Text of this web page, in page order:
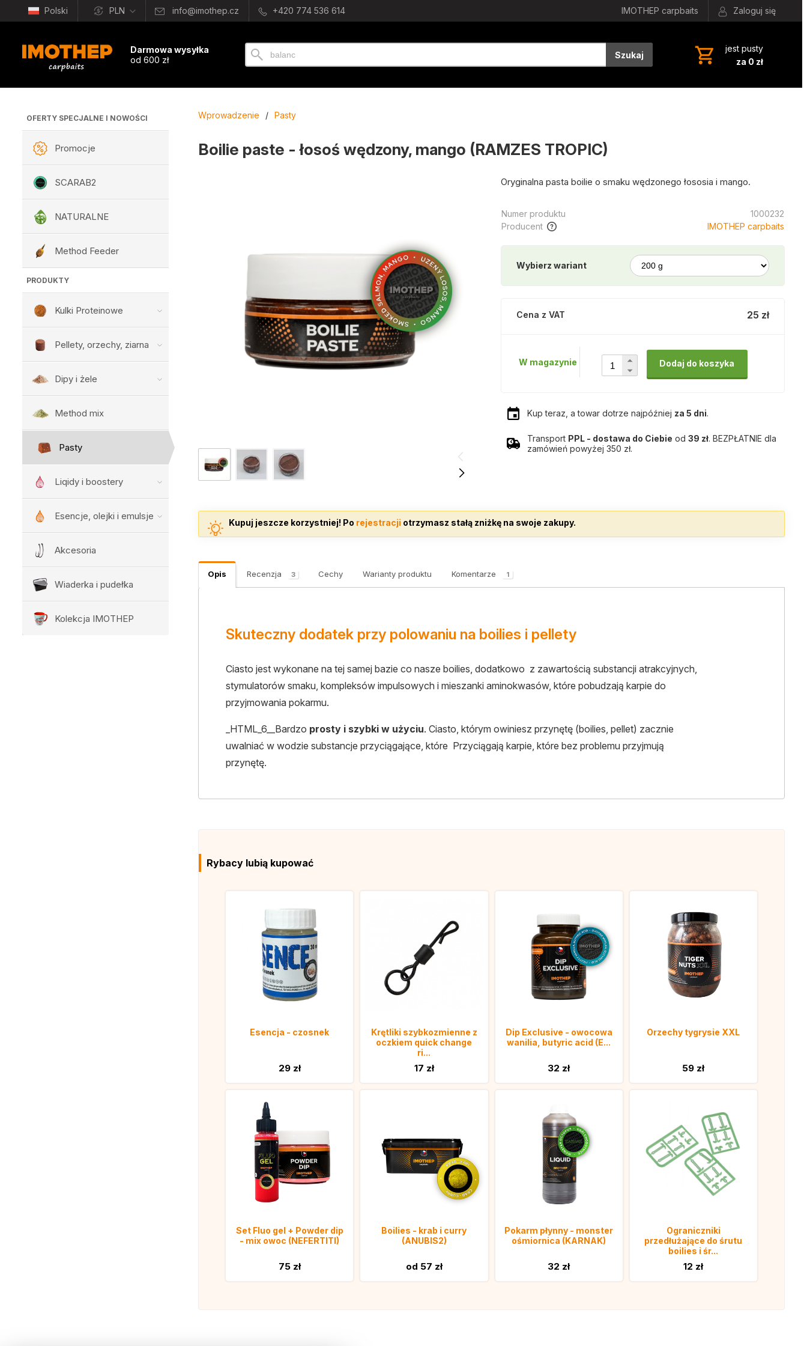
Polski PLN info@imothep.cz +420 774 536 614 IMOTHEP carpbaits Zaloguj się
Darmowa wysyłka
od 600 zł
Szukaj
jest pusty
za 0 zł
OFERTY SPECJALNE I NOWOŚCI
Promocje
SCARAB2
NATURALNE
Method Feeder
PRODUKTY
Kulki Proteinowe
Pellety, orzechy, ziarna
Dipy i żele
Method mix
Pasty
Liqidy i boostery
Esencje, olejki i emulsje
Akcesoria
Wiaderka i pudełka
Kolekcja IMOTHEP
Wprowadzenie / Pasty
Boilie paste - łosoś wędzony, mango (RAMZES TROPIC)
Oryginalna pasta boilie o smaku wędzonego łososia i mango.
Numer produktu
1000232
Producent
IMOTHEP carpbaits
Wybierz wariant
25 zł
Cena z VAT
W magazynie Dodaj do koszyka
Kup teraz, a towar dotrze najpóźniej za 5 dni.
Transport PPL - dostawa do Ciebie od 39 zł. BEZPŁATNIE dla
zamówień powyżej 350 zł.
Kupuj jeszcze korzystniej! Po rejestracji otrzymasz stałą zniżkę na swoje zakupy.
Opis Recenzja 3 Cechy Warianty produktu Komentarze 1
Skuteczny dodatek przy polowaniu na boilies i pellety
Ciasto jest wykonane na tej samej bazie co nasze boilies, dodatkowo z zawartością substancji atrakcyjnych,
stymulatorów smaku, kompleksów impulsowych i mieszanki aminokwasów, które pobudzają karpie do
przyjmowania pokarmu.
_HTML_6__Bardzo prosty i szybki w użyciu. Ciasto, którym owiniesz przynętę (boilies, pellet) zacznie
uwalniać w wodzie substancje przyciągające, które Przyciągają karpie, które bez problemu przyjmują
przynętę.
Rybacy lubią kupować
Esencja - czosnek
29 zł
Krętliki szybkozmienne z
oczkiem quick change
ri...
17 zł
Dip Exclusive - owocowa
wanilia, butyric acid (E...
32 zł
Orzechy tygrysie XXL
59 zł
Set Fluo gel + Powder dip
- mix owoc (NEFERTITI)
75 zł
Boilies - krab i curry
(ANUBIS2)
od 57 zł
Pokarm płynny - monster
ośmiornica (KARNAK)
32 zł
Ograniczniki
przedłużające do śrutu
boilies i śr...
12 zł